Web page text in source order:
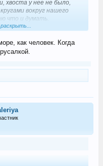
хвоста у нее не было,
вокруг нашего
что и думать.
хотела проверить
как человек. Когда